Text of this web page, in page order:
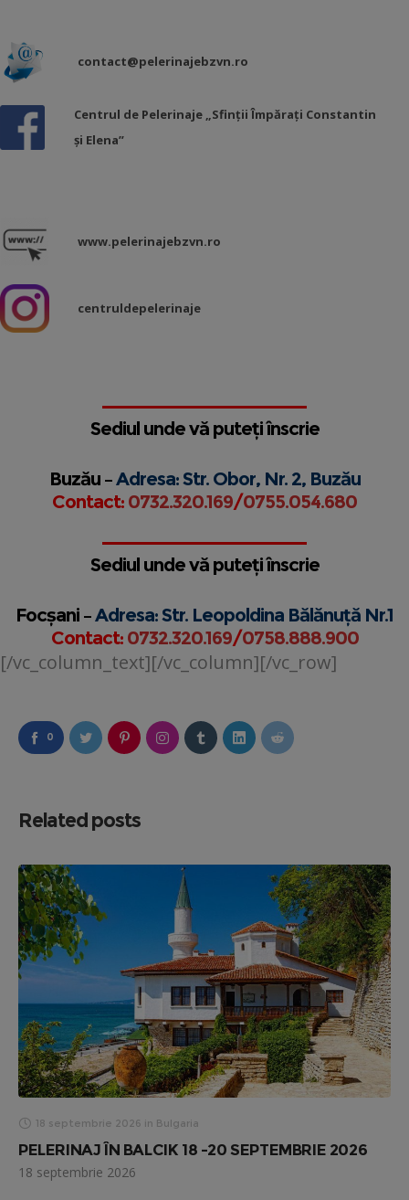
contact@pelerinajebzvn.ro
Centrul de Pelerinaje „Sfinții Împărați Constantin
și Elena”
www.pelerinajebzvn.ro
centruldepelerinaje
Sediul unde vă puteți înscrie
Buzău –Adresa: Str. Obor, Nr. 2, Buzău
Contact: 0732.320.169/0755.054.680
Sediul unde vă puteți înscrie
Focșani –Adresa: Str. Leopoldina Bălănuță Nr.1
Contact: 0732.320.169/0758.888.900
[/vc_column_text][/vc_column][/vc_row]
0
Related posts
18 septembrie 2026 in Bulgaria
PELERINAJ ÎN BALCIK 18 -20 SEPTEMBRIE 2026
18 septembrie 2026